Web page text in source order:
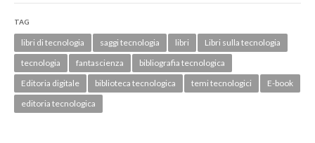
TAG
libri di tecnologia saggi tecnologia libri
Libri sulla tecnologia
tecnologia
fantascienza
bibliografia tecnologica
Editoria digitale
biblioteca tecnologica temi tecnologici
E-book
editoria tecnologica